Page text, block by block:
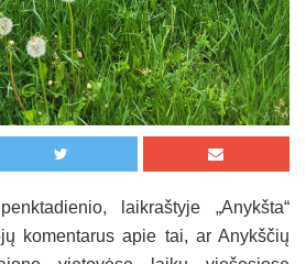
laikraštyje „Anykšta“
komentarus apie tai, ar Anykščių